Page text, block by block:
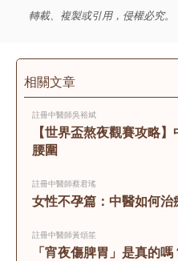
相關文章
註冊中醫師吳裕斌
【世界盃熬夜觀賽攻略
腰圍
註冊中醫師蔡君瑤
女性不孕篇：中醫如何治
註冊中醫師黃頌笙
「宵夜傷脾胃」是真的
轉載、複製或引用，侵權必究。